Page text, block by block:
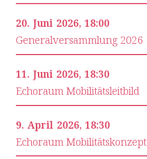
20. Juni 2026, 18:00
Generalver­sammlung 2026
11. Juni 2026, 18:30
Echoraum Mobilitätsleitbild
9. April 2026, 18:30
Echoraum Mobilitäts­konzept